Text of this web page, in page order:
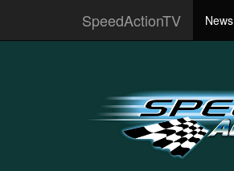
SpeedActionTV News